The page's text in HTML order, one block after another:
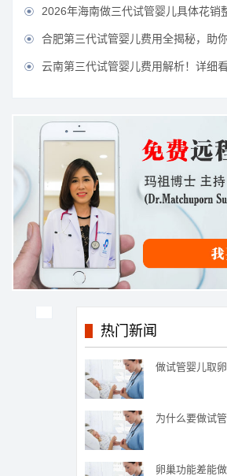
 2026年海南做三代试管婴儿具体花销
 合肥第三代试管婴儿费用全揭秘，助
 云南第三代试管婴儿费用解析！详细
热门新闻
做试管婴儿取卵
为什么要做试
卵巢功能差能